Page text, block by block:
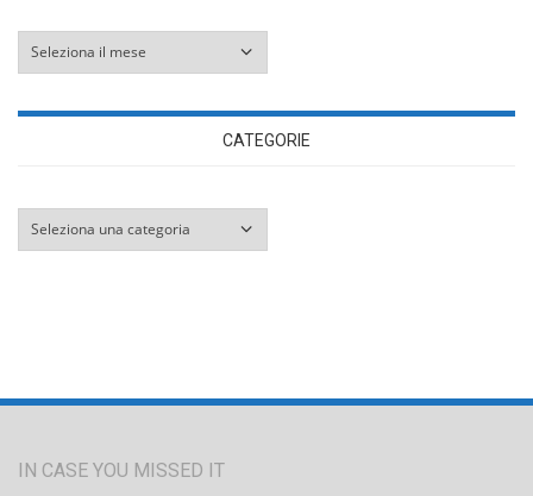
CATEGORIE
IN CASE YOU MISSED IT